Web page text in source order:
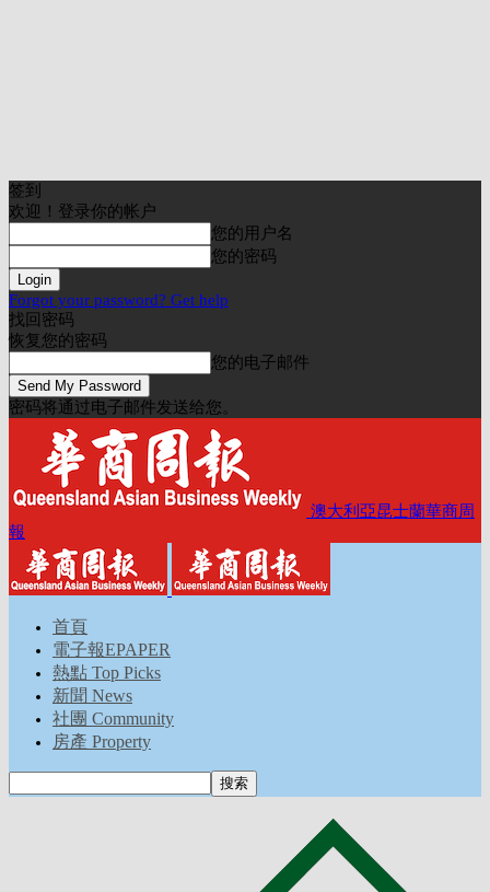
签到
欢迎！登录你的帐户
您的用户名
您的密码
Forgot your password? Get help
找回密码
恢复您的密码
您的电子邮件
密码将通过电子邮件发送给您。
澳大利亞昆士蘭華商周
報
首頁
電子報EPAPER
熱點 Top Picks
新聞 News
社團 Community
房產 Property